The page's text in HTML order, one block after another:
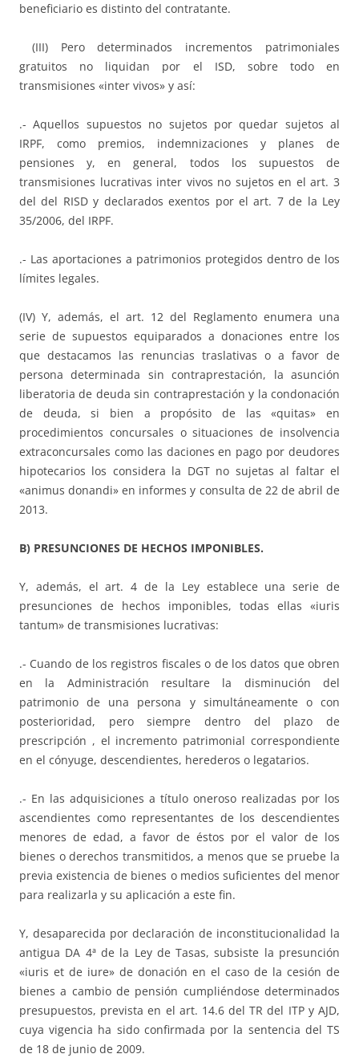
beneficiario es distinto del contratante.
(III) Pero determinados incrementos patrimoniales
gratuitos no liquidan por el ISD, sobre todo en
transmisiones «inter vivos» y así:
.- Aquellos supuestos no sujetos por quedar sujetos al
IRPF, como premios, indemnizaciones y planes de
pensiones y, en general, todos los supuestos de
transmisiones lucrativas inter vivos no sujetos en el art. 3
del del RISD y declarados exentos por el art. 7 de la Ley
35/2006, del IRPF.
.- Las aportaciones a patrimonios protegidos dentro de los
límites legales.
(IV) Y, además, el art. 12 del Reglamento enumera una
serie de supuestos equiparados a donaciones entre los
que destacamos las renuncias traslativas o a favor de
persona determinada sin contraprestación, la asunción
liberatoria de deuda sin contraprestación y la condonación
de deuda, si bien a propósito de las «quitas» en
procedimientos concursales o situaciones de insolvencia
extraconcursales como las daciones en pago por deudores
hipotecarios los considera la DGT no sujetas al faltar el
«animus donandi» en informes y consulta de 22 de abril de
2013.
B) PRESUNCIONES DE HECHOS IMPONIBLES.
Y, además, el art. 4 de la Ley establece una serie de
presunciones de hechos imponibles, todas ellas «iuris
tantum» de transmisiones lucrativas:
.- Cuando de los registros fiscales o de los datos que obren
en la Administración resultare la disminución del
patrimonio de una persona y simultáneamente o con
posterioridad, pero siempre dentro del plazo de
prescripción , el incremento patrimonial correspondiente
en el cónyuge, descendientes, herederos o legatarios.
.- En las adquisiciones a título oneroso realizadas por los
ascendientes como representantes de los descendientes
menores de edad, a favor de éstos por el valor de los
bienes o derechos transmitidos, a menos que se pruebe la
previa existencia de bienes o medios suficientes del menor
para realizarla y su aplicación a este fin.
Y, desaparecida por declaración de inconstitucionalidad la
antigua DA 4ª de la Ley de Tasas, subsiste la presunción
«iuris et de iure» de donación en el caso de la cesión de
bienes a cambio de pensión cumpliéndose determinados
presupuestos, prevista en el art. 14.6 del TR del ITP y AJD,
cuya vigencia ha sido confirmada por la sentencia del TS
de 18 de junio de 2009.